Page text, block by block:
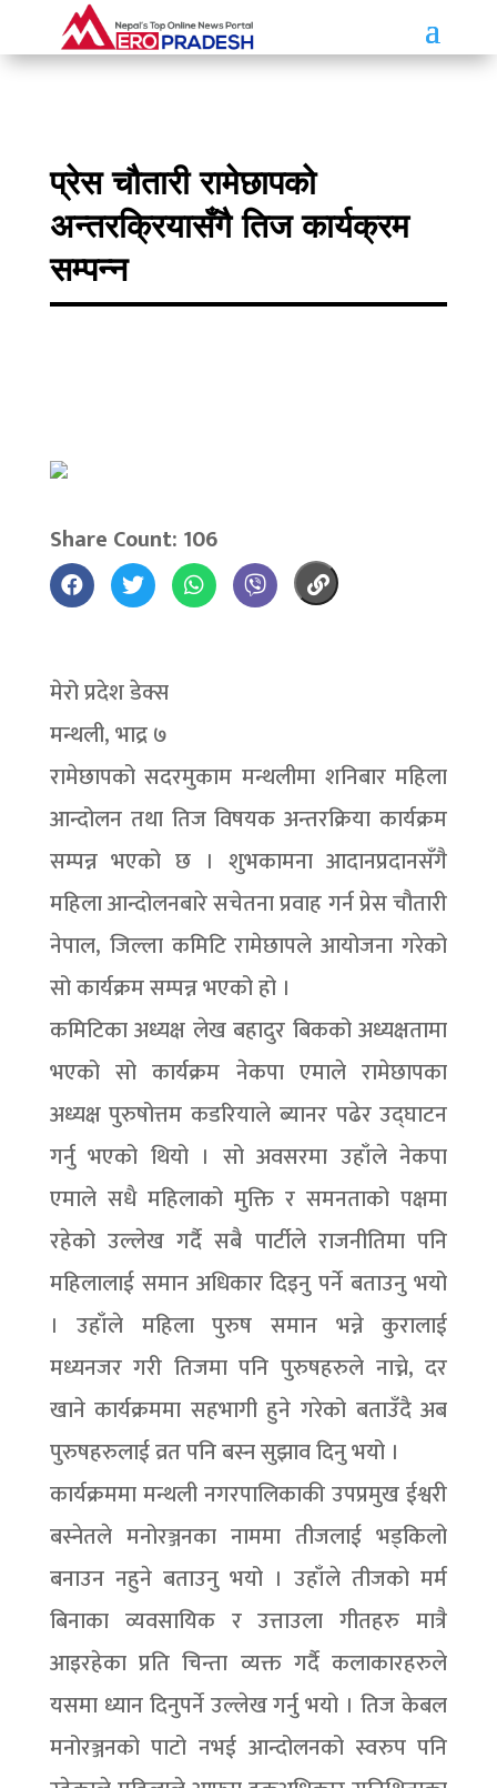
प्रेस चौतारी रामेछापको
अन्तरक्रियासँगै तिज कार्यक्रम
सम्पन्न
Share Count: 106
मेरो प्रदेश डेक्स
मन्थली, भाद्र ७
रामेछापको सदरमुकाम मन्थलीमा शनिबार महिला
आन्दोलन तथा तिज विषयक अन्तरक्रिया कार्यक्रम
सम्पन्न भएको छ । शुभकामना आदानप्रदानसँगै
महिला आन्दोलनबारे सचेतना प्रवाह गर्न प्रेस चौतारी
नेपाल, जिल्ला कमिटि रामेछापले आयोजना गरेको
सो कार्यक्रम सम्पन्न भएको हो ।
कमिटिका अध्यक्ष लेख बहादुर बिकको अध्यक्षतामा
भएको सो कार्यक्रम नेकपा एमाले रामेछापका
अध्यक्ष पुरुषोत्तम कडरियाले ब्यानर पढेर उद्घाटन
गर्नु भएको थियो । सो अवसरमा उहाँले नेकपा
एमाले सधै महिलाको मुक्ति र समनताको पक्षमा
रहेको उल्लेख गर्दै सबै पार्टीले राजनीतिमा पनि
महिलालाई समान अधिकार दिइनु पर्ने बताउनु भयो
। उहाँले महिला पुरुष समान भन्ने कुरालाई
मध्यनजर गरी तिजमा पनि पुरुषहरुले नाच्ने, दर
खाने कार्यक्रममा सहभागी हुने गरेको बताउँदै अब
पुरुषहरुलाई व्रत पनि बस्न सुझाव दिनु भयो ।
कार्यक्रममा मन्थली नगरपालिकाकी उपप्रमुख ईश्वरी
बस्नेतले मनोरञ्जनका नाममा तीजलाई भड्किलो
बनाउन नहुने बताउनु भयो । उहाँले तीजको मर्म
बिनाका व्यवसायिक र उत्ताउला गीतहरु मात्रै
आइरहेका प्रति चिन्ता व्यक्त गर्दै कलाकारहरुले
यसमा ध्यान दिनुपर्ने उल्लेख गर्नु भयो । तिज केबल
मनोरञ्जनको पाटो नभई आन्दोलनको स्वरुप पनि